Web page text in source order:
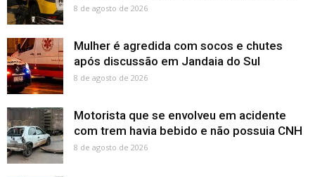
8 de agosto de 2026
Mulher é agredida com socos e chutes
após discussão em Jandaia do Sul
8 de agosto de 2026
Motorista que se envolveu em acidente
com trem havia bebido e não possuia CNH
8 de agosto de 2026